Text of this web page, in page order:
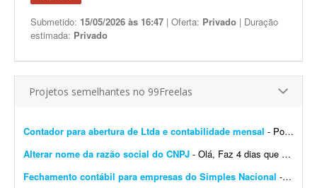
Submetido: 15/05/2026 às 16:47 | Oferta: Privado | Duração
estimada: Privado
Projetos semelhantes no 99Freelas
Contador para abertura de Ltda e contabilidade mensal - Português: Procuro um contador ou escritório de contabilidade para uma Ltda em constituição no Rio de Janeiro, com sócio estrangeiro não residente (belga)....
Alterar nome da razão social do CNPJ - Olá, Faz 4 dias que abri um CNPJ novo no Simples Nacional. Precisei abrir uma conta no TikTok e o CPF aparece com meu nome de casada; por isso houve divergência no nome registrado na ...
Fechamento contábil para empresas do Simples Nacional - - Fechamento contábil de 30 empresas do Simples Nacional, referente a 2025. - Entrega com contas conciliadas e demonstrativo de composição de contas. - Empresas prestadoras de ...